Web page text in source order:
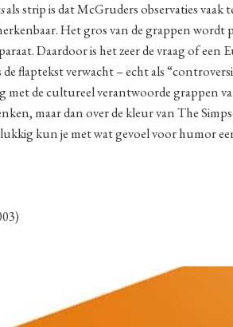
als strip is dat McGruders observaties vaak
Het gros van de grappen wordt
Daardoor is het zeer de vraag of een
flaptekst verwacht – echt als
met de cultureel verantwoorde grappen
maar dan over de kleur van The
kun je met wat gevoel voor humor